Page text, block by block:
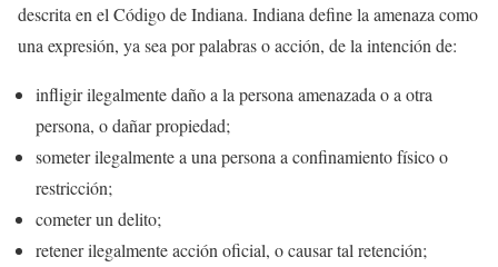
descrita en el Código de Indiana. Indiana define la amenaza como
una expresión, ya sea por palabras o acción, de la intención de:
infligir ilegalmente daño a la persona amenazada o a otra
persona, o dañar propiedad;
someter ilegalmente a una persona a confinamiento físico o
restricción;
cometer un delito;
retener ilegalmente acción oficial, o causar tal retención;